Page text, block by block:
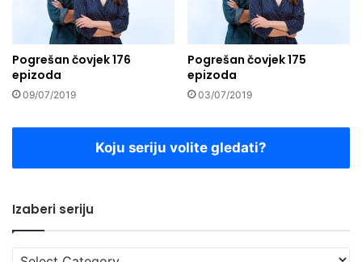
Pogrešan čovjek 176
epizoda
09/07/2019
Pogrešan čovjek 175
epizoda
03/07/2019
Koju seriju volite gledati?
Izaberi seriju
Izaberi